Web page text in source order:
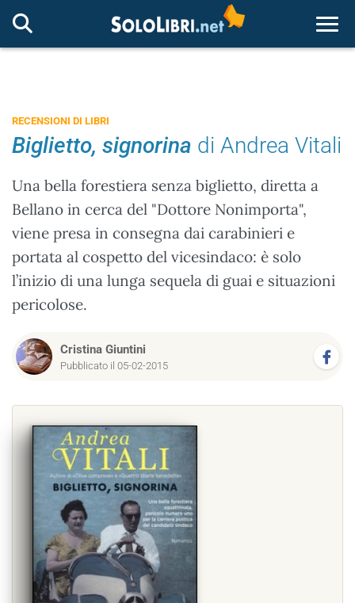
RECENSIONI DI LIBRI
Biglietto, signorina di Andrea Vitali
Una bella forestiera senza biglietto, diretta a
Bellano in cerca del "Dottore Nonimporta",
viene presa in consegna dai carabinieri e
portata al cospetto del vicesindaco: è solo
l’inizio di una lunga sequela di guai e situazioni
pericolose.
Cristina Giuntini
Pubblicato il 05-02-2015